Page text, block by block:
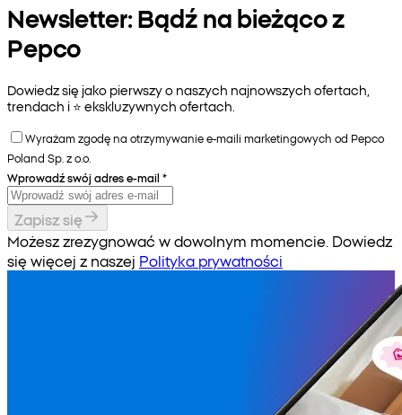
Newsletter: Bądź na bieżąco z
Pepco
Dowiedz się jako pierwszy o naszych najnowszych ofertach,
trendach i ⭐️ ekskluzywnych ofertach.
Wyrażam zgodę na otrzymywanie e-maili marketingowych od Pepco
Poland Sp. z o.o.
Wprowadź swój adres e-mail *
Zapisz się
Możesz zrezygnować w dowolnym momencie. Dowiedz
się więcej z naszej Polityka prywatności